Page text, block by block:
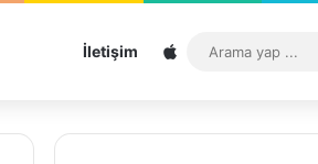
İletişim Sitemap